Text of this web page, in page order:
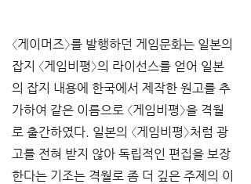
〈게이머즈〉를 발행하던 게임문화는 일본의
잡지 〈게임비평〉의 라이선스를 얻어 일본
의 잡지 내용에 한국에서 제작한 원고를 추
가하여 같은 이름으로 〈게임비평〉을 격월
로 출간하였다. 일본의 〈게임비평〉처럼 광
고를 전혀 받지 않아 독립적인 편집을 보장
한다는 기조는 격월로 좀 더 깊은 주제의 이